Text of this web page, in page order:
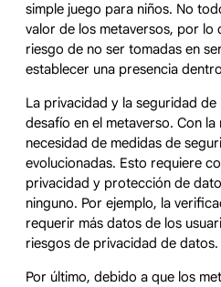
simple juego para niños. No
valor de los metaversos, por lo
riesgo de no ser tomadas en
establecer una presencia
La privacidad y la seguridad
desafío en el metaverso. Con
necesidad de medidas de
evolucionadas. Esto requiere
privacidad y protección de
ninguno. Por ejemplo, la
requerir más datos de los
riesgos de privacidad de datos.
Por último, debido a que los